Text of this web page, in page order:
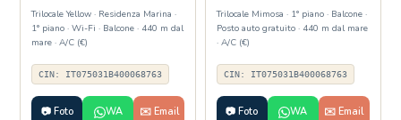
Trilocale Yellow · Residenza Marina ·
1° piano · Wi-Fi · Balcone · 440 m dal
mare · A/C (€)
CIN: IT075031B400068763
📷 Foto WA ✉️ Email
Trilocale Mimosa · 1° piano · Balcone ·
Posto auto gratuito · 440 m dal mare
· A/C (€)
CIN: IT075031B400068763
📷 Foto WA ✉️ Email